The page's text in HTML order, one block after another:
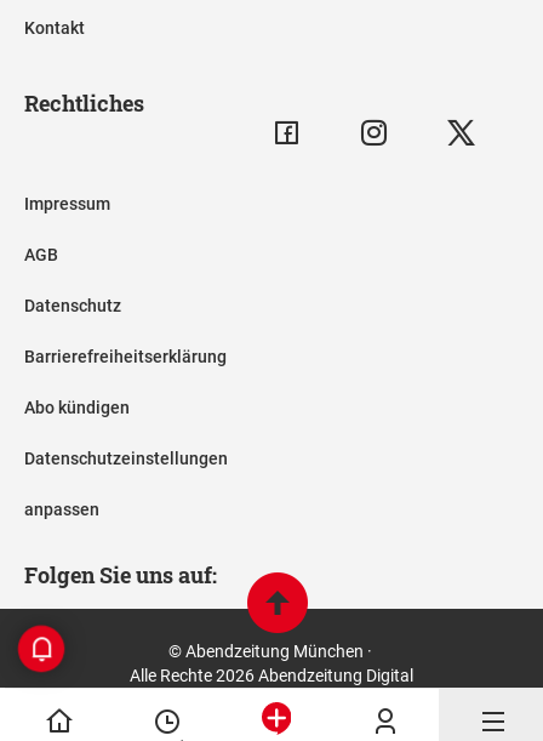
Kontakt
Rechtliches
Impressum
AGB
Datenschutz
Barrierefreiheitserklärung
Abo kündigen
Datenschutzeinstellungen
anpassen
Folgen Sie uns auf:
© Abendzeitung München ·
Alle Rechte 2026 Abendzeitung Digital